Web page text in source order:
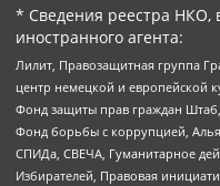
* Сведения реестра
иностранного агента:
Лилит, Правозащитная группа
центр немецкой и европейской
Фонд защиты прав граждан
Фонд борьбы с коррупцией,
СПИДа, СВЕЧА, Гуманитарное
Избирателей, Правовая